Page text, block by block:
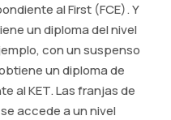
al First (FCE). Y
un diploma del nivel
con un suspenso
un diploma de
al KET. Las franjas de
accede a un nivel